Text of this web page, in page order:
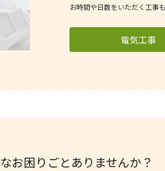
お時間や日数をいただく工事
電気工事
お困りごとありませんか？